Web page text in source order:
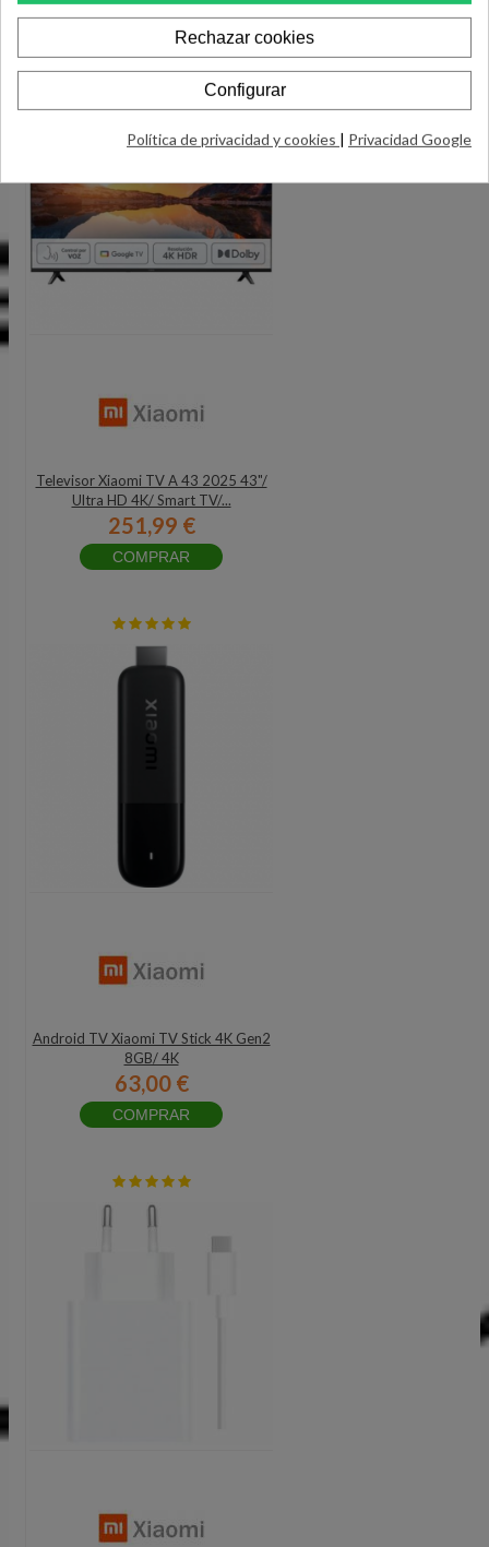
Televisor Xiaomi TV A 43 2025 43"/
Ultra HD 4K/ Smart TV/...
251,99 €
COMPRAR
Android TV Xiaomi TV Stick 4K Gen2
8GB/ 4K
63,00 €
COMPRAR
Rechazar cookies
Configurar
Política de privacidad y cookies | Privacidad Google